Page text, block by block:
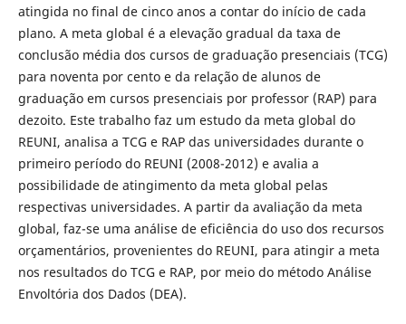
atingida no final de cinco anos a contar do início de cada
plano. A meta global é a elevação gradual da taxa de
conclusão média dos cursos de graduação presenciais (TCG)
para noventa por cento e da relação de alunos de
graduação em cursos presenciais por professor (RAP) para
dezoito. Este trabalho faz um estudo da meta global do
REUNI, analisa a TCG e RAP das universidades durante o
primeiro período do REUNI (2008-2012) e avalia a
possibilidade de atingimento da meta global pelas
respectivas universidades. A partir da avaliação da meta
global, faz-se uma análise de eficiência do uso dos recursos
orçamentários, provenientes do REUNI, para atingir a meta
nos resultados do TCG e RAP, por meio do método Análise
Envoltória dos Dados (DEA).